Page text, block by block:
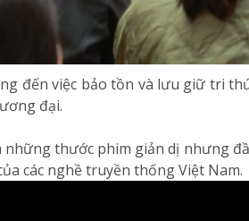
đến việc bảo tồn và lưu giữ tri
đại.
những thước phim giản dị nhưng
các nghề truyền thống Việt Nam.